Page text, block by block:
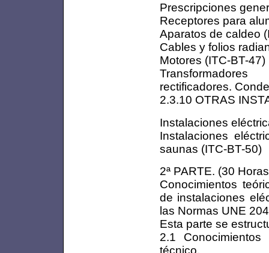
Prescripciones
Receptores para
Aparatos de caldeo
Cables y folios
Motores (ITC-BT-47)
rectificadores.
2.3.10 OTRAS
Instalaciones
Instalaciones
saunas (ITC-BT-50)
2ª PARTE. (30
Conocimientos
de instalaciones
las Normas UNE
Esta parte se
2.1
técnico.